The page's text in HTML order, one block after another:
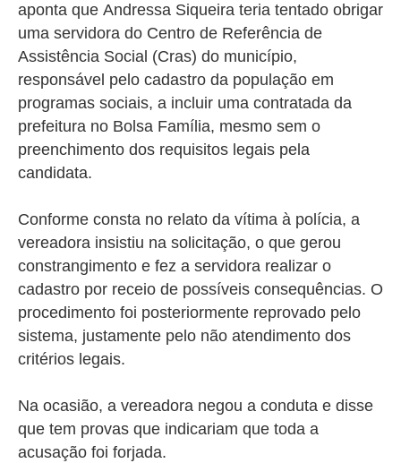
aponta que Andressa Siqueira teria tentado obrigar
uma servidora do Centro de Referência de
Assistência Social (Cras) do município,
responsável pelo cadastro da população em
programas sociais, a incluir uma contratada da
prefeitura no Bolsa Família, mesmo sem o
preenchimento dos requisitos legais pela
candidata.
Conforme consta no relato da vítima à polícia, a
vereadora insistiu na solicitação, o que gerou
constrangimento e fez a servidora realizar o
cadastro por receio de possíveis consequências. O
procedimento foi posteriormente reprovado pelo
sistema, justamente pelo não atendimento dos
critérios legais.
Na ocasião, a vereadora negou a conduta e disse
que tem provas que indicariam que toda a
acusação foi forjada.